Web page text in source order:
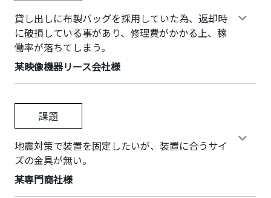
貸し出しに布製バッグを採用していた為、返却時
に破損している事があり、修理費がかかる上、稼
働率が落ちてしまう。
某映像機器リース会社様
課題
地震対策で装置を固定したいが、装置に合うサイ
ズの金具が無い。
某専門商社様